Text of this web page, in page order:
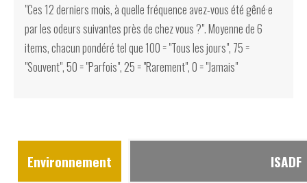
"Ces 12 derniers mois, à quelle fréquence avez-vous été gêné·e
par les odeurs suivantes près de chez vous ?". Moyenne de 6
items, chacun pondéré tel que 100 = "Tous les jours", 75 =
"Souvent", 50 = "Parfois", 25 = "Rarement", 0 = "Jamais"
Environnement ISADF